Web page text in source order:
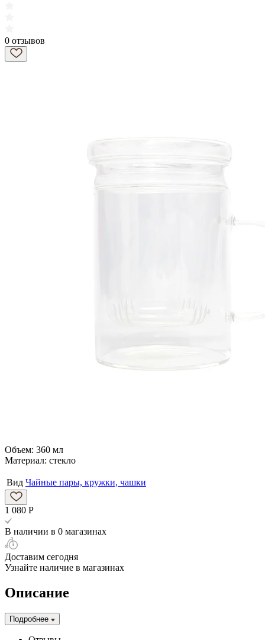
0 отзывов
Объем: 360 мл
Материал: стекло
Вид Чайные пары, кружки, чашки
1 080 Р
В наличии в 0 магазинах
Доставим сегодня
Узнайте наличие в магазинах
Описание
Подробнее